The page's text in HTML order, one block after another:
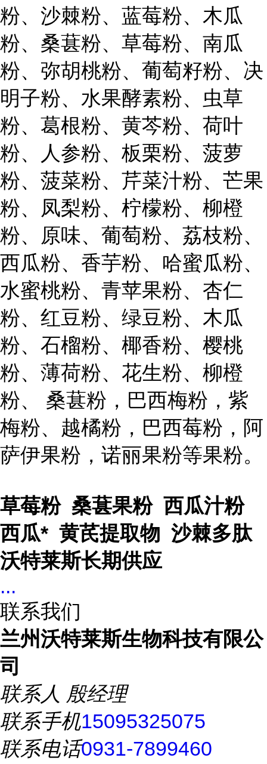
粉、沙棘粉、蓝莓粉、木瓜
粉、桑葚粉、草莓粉、南瓜
粉、弥胡桃粉、葡萄籽粉、决
明子粉、水果酵素粉、虫草
粉、葛根粉、黄芩粉、荷叶
粉、人参粉、板栗粉、菠萝
粉、菠菜粉、芹菜汁粉、芒果
粉、凤梨粉、柠檬粉、柳橙
粉、原味、葡萄粉、荔枝粉、
西瓜粉、香芋粉、哈蜜瓜粉、
水蜜桃粉、青苹果粉、杏仁
粉、红豆粉、绿豆粉、木瓜
粉、石榴粉、椰香粉、樱桃
粉、薄荷粉、花生粉、柳橙
粉、 桑葚粉，巴西梅粉，紫
梅粉、越橘粉，巴西莓粉，阿
萨伊果粉，诺丽果粉等果粉。
草莓粉 桑葚果粉 西瓜汁粉
西瓜* 黄芪提取物 沙棘多肽
沃特莱斯长期供应
...
联系我们
兰州沃特莱斯生物科技有限公
司
联系人 殷经理
联系手机15095325075
联系电话0931-7899460